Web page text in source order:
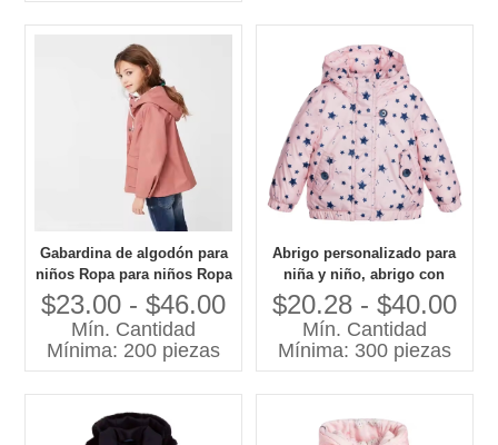
Gabardina de algodón para
niños Ropa para niños Ropa
de invierno de China
$23.00 - $46.00
Mín. Cantidad
Mínima: 200 piezas
Abrigo personalizado para
niña y niño, abrigo con
estampado de estrellas,
abrigo de algodón para
niña, estilo informal de
manga larga con capucha
$20.28 - $40.00
Mín. Cantidad
Mínima: 300 piezas